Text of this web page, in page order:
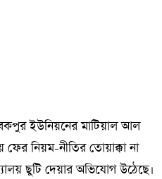
ইউনিয়নের মাটিয়াল আল
ফের নিয়ম-নীতির তোয়াক্কা না
ছুটি দেয়ার অভিযোগ উঠেছে।